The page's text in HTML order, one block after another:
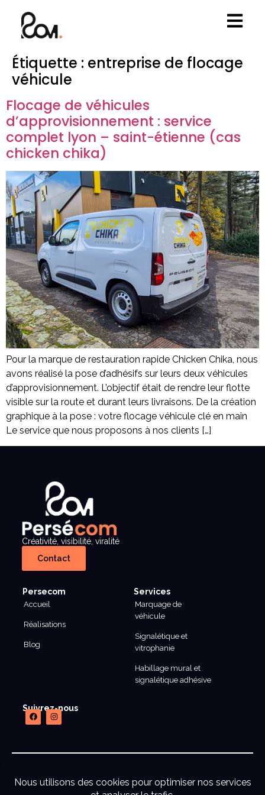
Étiquette : entreprise de flocage
véhicule
Flocage de véhicules
d’approvisionnement : service
complet lyon – saint-étienne (cas
chicken chika)
Pour la marque de restauration rapide Chicken Chika, nous
avons réalisé la pose d’adhésifs sur leurs deux véhicules
d’approvisionnement. L’objectif était de rendre leur flotte
visible sur la route et durant leurs livraisons. De la création
graphique à la pose : votre flocage véhicule clé en main
Le service que nous proposons à nos clients […]
Créativité, visibilité, viralité
Contact
Persecom
Accueil
Réalisations
Blog
Services
Marquage de
véhicule
Signalétique et
vitrophanie
Habillage mural et
signalétique adhésive
Suivrez-nous